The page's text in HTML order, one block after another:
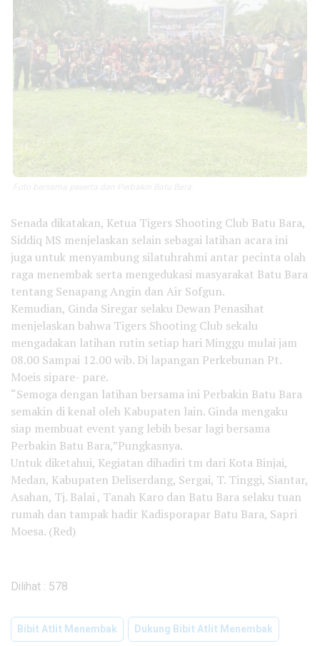
Senada dikatakan, Ketua Tigers Shooting Club Batu Bara,
Siddiq MS menjelaskan selain sebagai latihan acara ini
juga untuk menyambung silatuhrahmi antar pecinta olah
raga menembak serta mengedukasi masyarakat Batu Bara
tentang Senapang Angin dan Air Sofgun.
Kemudian, Ginda Siregar selaku Dewan Penasihat
menjelaskan bahwa Tigers Shooting Club sekalu
mengadakan latihan rutin setiap hari Minggu mulai jam
08.00 Sampai 12.00 wib. Di lapangan Perkebunan Pt.
Moeis sipare- pare.
“Semoga dengan latihan bersama ini Perbakin Batu Bara
semakin di kenal oleh Kabupaten lain. Ginda mengaku
siap membuat event yang lebih besar lagi bersama
Perbakin Batu Bara,”Pungkasnya.
Untuk diketahui, Kegiatan dihadiri tm dari Kota Binjai,
Medan, Kabupaten Deliserdang, Sergai, T. Tinggi, Siantar,
Asahan, Tj. Balai , Tanah Karo dan Batu Bara selaku tuan
rumah dan tampak hadir Kadisporapar Batu Bara, Sapri
Moesa. (Red)
Dilihat : 578
Bibit Atlit Menembak
Dukung Bibit Atlit Menembak